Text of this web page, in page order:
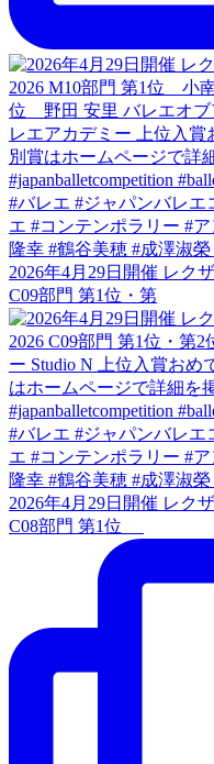
2026年4月29日開催 レク
C09部門 第1位・第
2026年4月29日開催 レク
C08部門 第1位